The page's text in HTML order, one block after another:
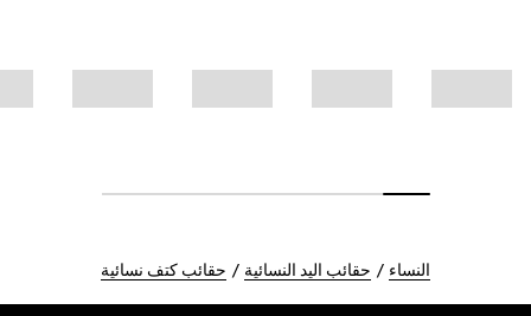
النساء حقائب اليد النسائية حقائب كتف نسائية